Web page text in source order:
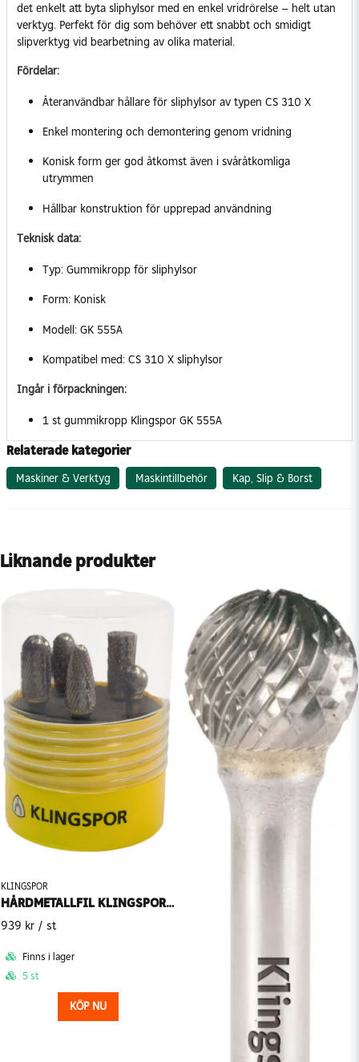
det enkelt att byta sliphylsor med en enkel vridrörelse – helt utan
verktyg. Perfekt för dig som behöver ett snabbt och smidigt
slipverktyg vid bearbetning av olika material.
Fördelar:
Återanvändbar hållare för sliphylsor av typen CS 310 X
Enkel montering och demontering genom vridning
Konisk form ger god åtkomst även i svåråtkomliga
utrymmen
Hållbar konstruktion för upprepad användning
Teknisk data:
Typ: Gummikropp för sliphylsor
Form: Konisk
Modell: GK 555A
Kompatibel med: CS 310 X sliphylsor
Ingår i förpackningen:
1 st gummikropp Klingspor GK 555A
Relaterade kategorier
Maskiner & Verktyg Maskintillbehör Kap, Slip & Borst
Liknande produkter
KLINGSPOR
HÅRDMETALLFIL KLINGSPOR HF 100 SET - 5 DELAR
939 kr / st
Finns i lager
5 st
KÖP NU